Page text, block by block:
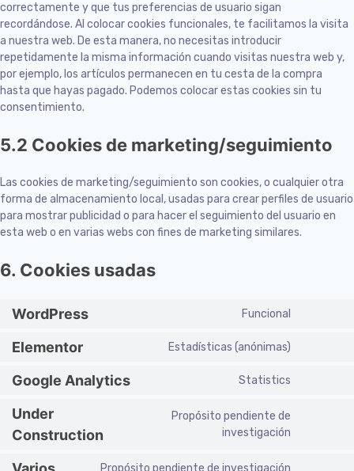
correctamente y que tus preferencias de usuario sigan
recordándose. Al colocar cookies funcionales, te facilitamos la visita
a nuestra web. De esta manera, no necesitas introducir
repetidamente la misma información cuando visitas nuestra web y,
por ejemplo, los artículos permanecen en tu cesta de la compra
hasta que hayas pagado. Podemos colocar estas cookies sin tu
consentimiento.
5.2 Cookies de marketing/seguimiento
Las cookies de marketing/seguimiento son cookies, o cualquier otra
forma de almacenamiento local, usadas para crear perfiles de usuario
para mostrar publicidad o para hacer el seguimiento del usuario en
esta web o en varias webs con fines de marketing similares.
6. Cookies usadas
WordPress Funcional
Elementor Estadísticas (anónimas)
Google Analytics Statistics
Under
Construction
Propósito pendiente de
investigación
Propósito pendiente de investigación